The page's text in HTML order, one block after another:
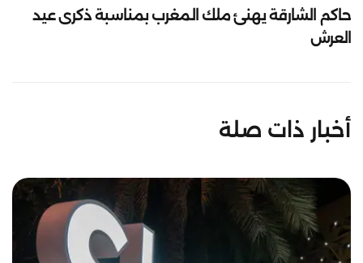
حاكم الشارقة يهنئ ملك المغرب بمناسبة ذكرى عيد
العرش
أخبار ذات صلة